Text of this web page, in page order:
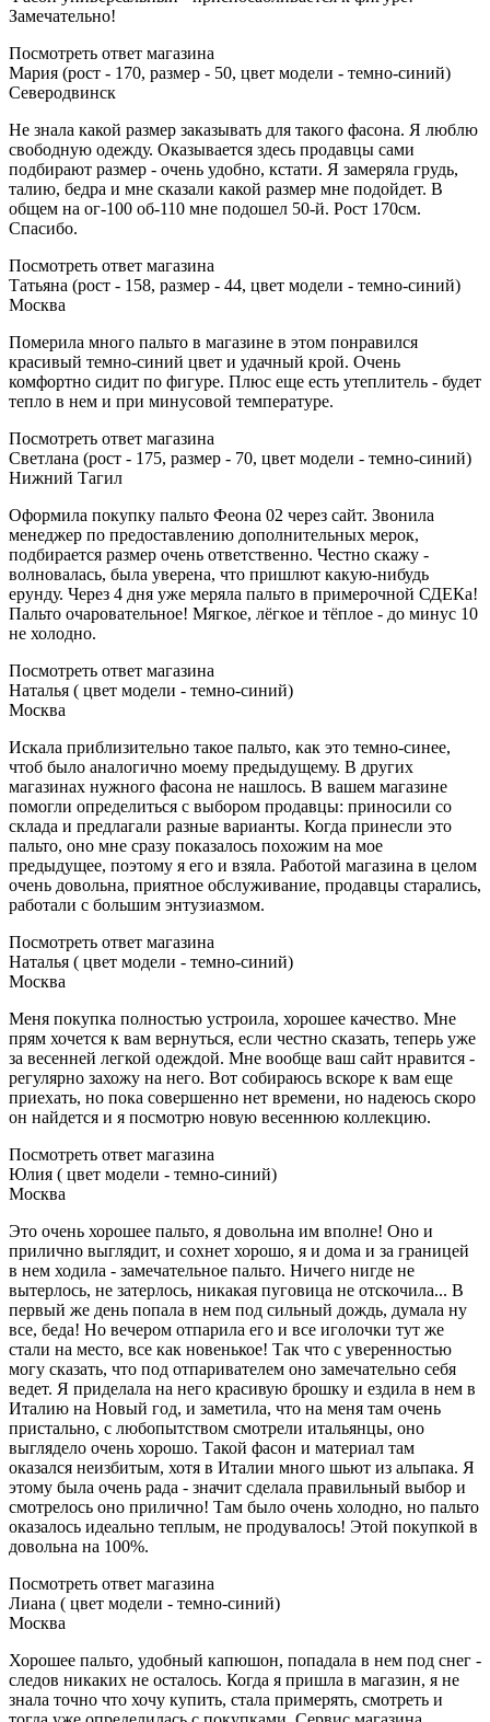
Замечательно!
Посмотреть ответ магазина
Мария (рост - 170, размер - 50, цвет модели - темно-синий)
Северодвинск
Не знала какой размер заказывать для такого фасона. Я люблю
свободную одежду. Оказывается здесь продавцы сами
подбирают размер - очень удобно, кстати. Я замеряла грудь,
талию, бедра и мне сказали какой размер мне подойдет. В
общем на ог-100 об-110 мне подошел 50-й. Рост 170см.
Спасибо.
Посмотреть ответ магазина
Татьяна (рост - 158, размер - 44, цвет модели - темно-синий)
Москва
Померила много пальто в магазине в этом понравился
красивый темно-синий цвет и удачный крой. Очень
комфортно сидит по фигуре. Плюс еще есть утеплитель - будет
тепло в нем и при минусовой температуре.
Посмотреть ответ магазина
Светлана (рост - 175, размер - 70, цвет модели - темно-синий)
Нижний Тагил
Оформила покупку пальто Феона 02 через сайт. Звонила
менеджер по предоставлению дополнительных мерок,
подбирается размер очень ответственно. Честно скажу -
волновалась, была уверена, что пришлют какую-нибудь
ерунду. Через 4 дня уже меряла пальто в примерочной СДЕКа!
Пальто очаровательное! Мягкое, лёгкое и тёплое - до минус 10
не холодно.
Посмотреть ответ магазина
Наталья ( цвет модели - темно-синий)
Москва
Искала приблизительно такое пальто, как это темно-синее,
чтоб было аналогично моему предыдущему. В других
магазинах нужного фасона не нашлось. В вашем магазине
помогли определиться с выбором продавцы: приносили со
склада и предлагали разные варианты. Когда принесли это
пальто, оно мне сразу показалось похожим на мое
предыдущее, поэтому я его и взяла. Работой магазина в целом
очень довольна, приятное обслуживание, продавцы старались,
работали с большим энтузиазмом.
Посмотреть ответ магазина
Наталья ( цвет модели - темно-синий)
Москва
Меня покупка полностью устроила, хорошее качество. Мне
прям хочется к вам вернуться, если честно сказать, теперь уже
за весенней легкой одеждой. Мне вообще ваш сайт нравится -
регулярно захожу на него. Вот собираюсь вскоре к вам еще
приехать, но пока совершенно нет времени, но надеюсь скоро
он найдется и я посмотрю новую весеннюю коллекцию.
Посмотреть ответ магазина
Юлия ( цвет модели - темно-синий)
Москва
Это очень хорошее пальто, я довольна им вполне! Оно и
прилично выглядит, и сохнет хорошо, я и дома и за границей
в нем ходила - замечательное пальто. Ничего нигде не
вытерлось, не затерлось, никакая пуговица не отскочила... В
первый же день попала в нем под сильный дождь, думала ну
все, беда! Но вечером отпарила его и все иголочки тут же
стали на место, все как новенькое! Так что с уверенностью
могу сказать, что под отпаривателем оно замечательно себя
ведет. Я приделала на него красивую брошку и ездила в нем в
Италию на Новый год, и заметила, что на меня там очень
пристально, с любопытством смотрели итальянцы, оно
выглядело очень хорошо. Такой фасон и материал там
оказался неизбитым, хотя в Италии много шьют из альпака. Я
этому была очень рада - значит сделала правильный выбор и
смотрелось оно прилично! Там было очень холодно, но пальто
оказалось идеально теплым, не продувалось! Этой покупкой в
довольна на 100%.
Посмотреть ответ магазина
Лиана ( цвет модели - темно-синий)
Москва
Хорошее пальто, удобный капюшон, попадала в нем под снег -
следов никаких не осталось. Когда я пришла в магазин, я не
знала точно что хочу купить, стала примерять, смотреть и